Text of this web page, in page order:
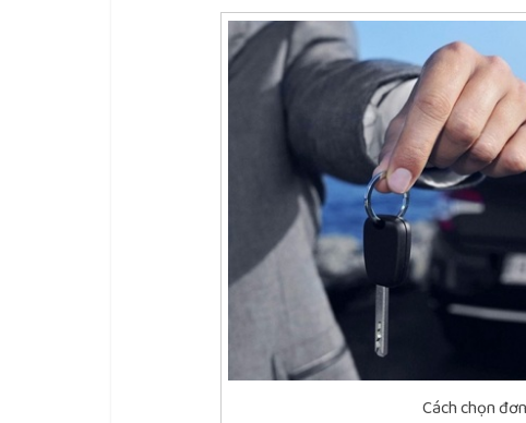
Cách chọn